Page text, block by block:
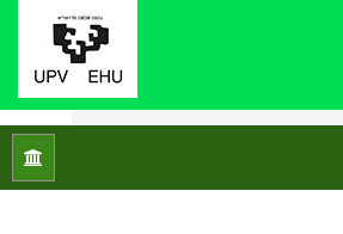
Inicio